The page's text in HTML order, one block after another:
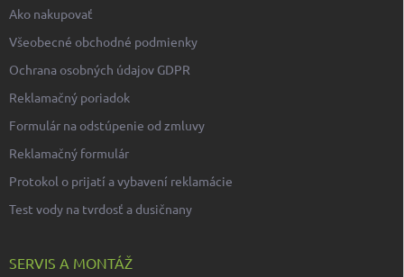
Ako nakupovať
Všeobecné obchodné podmienky
Ochrana osobných údajov GDPR
Reklamačný poriadok
Formulár na odstúpenie od zmluvy
Reklamačný formulár
Protokol o prijatí a vybavení reklamácie
Test vody na tvrdosť a dusičnany
SERVIS A MONTÁŽ